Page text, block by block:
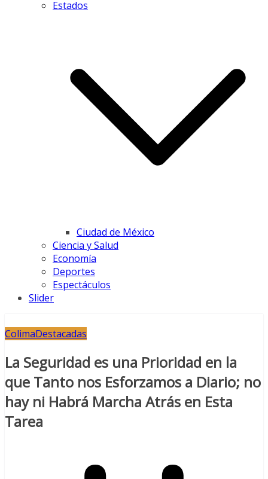
Estados
Ciudad de México
Ciencia y Salud
Economía
Deportes
Espectáculos
Slider
ColimaDestacadas
La Seguridad es una Prioridad en la
que Tanto nos Esforzamos a Diario; no
hay ni Habrá Marcha Atrás en Esta
Tarea